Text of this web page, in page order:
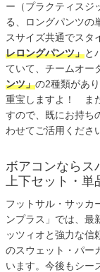
ー（プラクティスジ
る、ロングパンツの
スサイズ共通でスタ
レロングパンツ」と
ていて、チームオー
ンツ」の2種類があ
重宝しますよ！ ま
すので、既にお持ち
わせてご活用くださ
ボアコンならス
上下セット・単
フットサル・サッカ
ンプラス」では、最
ッツィオと強力な信
のスウェット・パー
います。今後もシー